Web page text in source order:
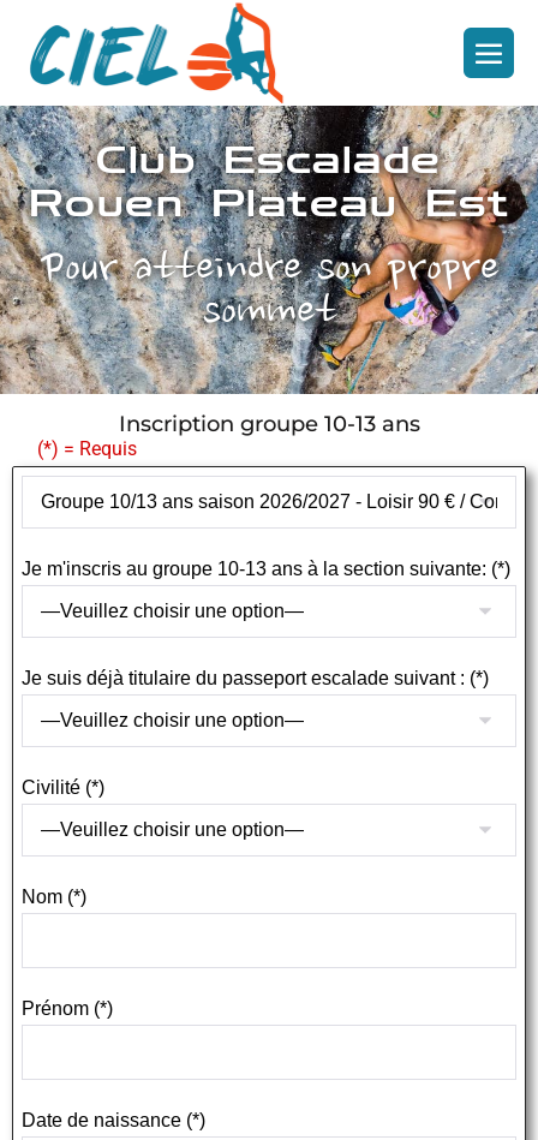
Club Escalade
Rouen Plateau Est
Pour atteindre son propre
sommet
Inscription groupe 10-13 ans
(*) = Requis
Je m'inscris au groupe 10-13 ans à la section suivante: (*)
Je suis déjà titulaire du passeport escalade suivant : (*)
Civilité (*)
Nom (*)
Prénom (*)
Date de naissance (*)